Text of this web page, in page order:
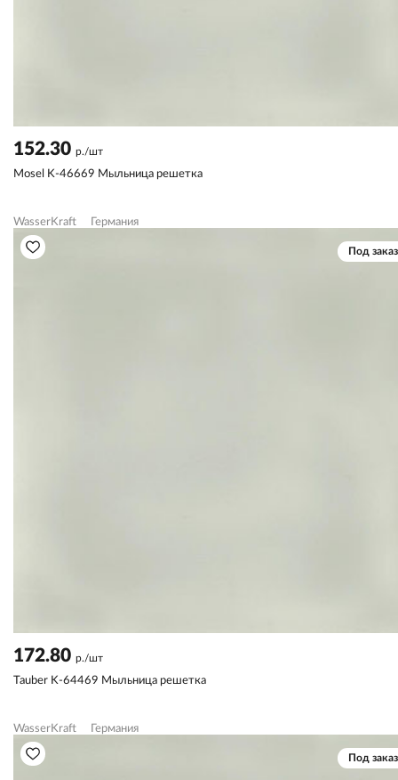
152.30 р./шт
Mosel K-46669 Мыльница решетка
WasserKraft Германия
Под заказ
172.80 р./шт
Tauber K-64469 Мыльница решетка
WasserKraft Германия
Под заказ